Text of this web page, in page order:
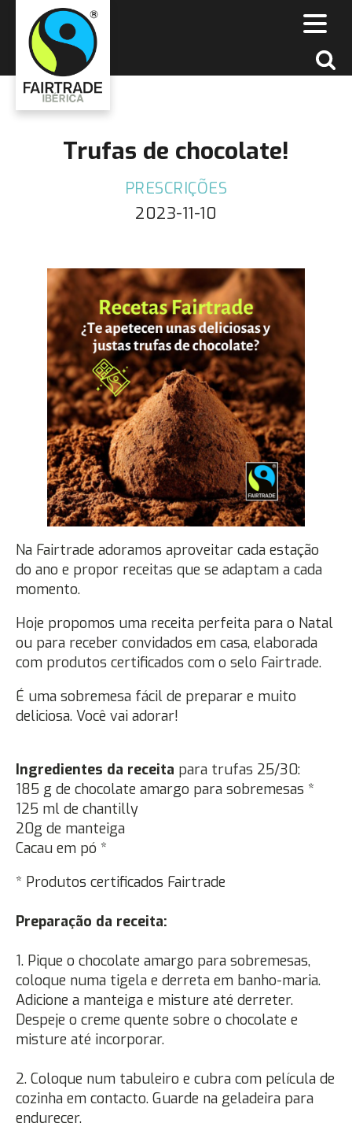
Trufas de chocolate!
PRESCRIÇÕES
2023-11-10
Na Fairtrade adoramos aproveitar cada estação
do ano e propor receitas que se adaptam a cada
momento.
Hoje propomos uma receita perfeita para o Natal
ou para receber convidados em casa, elaborada
com produtos certificados com o selo Fairtrade.
É uma sobremesa fácil de preparar e muito
deliciosa. Você vai adorar!
Ingredientes da receita para trufas 25/30:
185 g de chocolate amargo para sobremesas *
125 ml de chantilly
20g de manteiga
Cacau em pó *
* Produtos certificados Fairtrade
Preparação da receita:
1. Pique o chocolate amargo para sobremesas,
coloque numa tigela e derreta em banho-maria.
Adicione a manteiga e misture até derreter.
Despeje o creme quente sobre o chocolate e
misture até incorporar.
2. Coloque num tabuleiro e cubra com película de
cozinha em contacto. Guarde na geladeira para
endurecer.